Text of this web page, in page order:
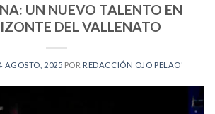
UN NUEVO TALENTO EN
DEL VALLENATO
AGOSTO, 2025 POR REDACCIÓN OJO PELAO'